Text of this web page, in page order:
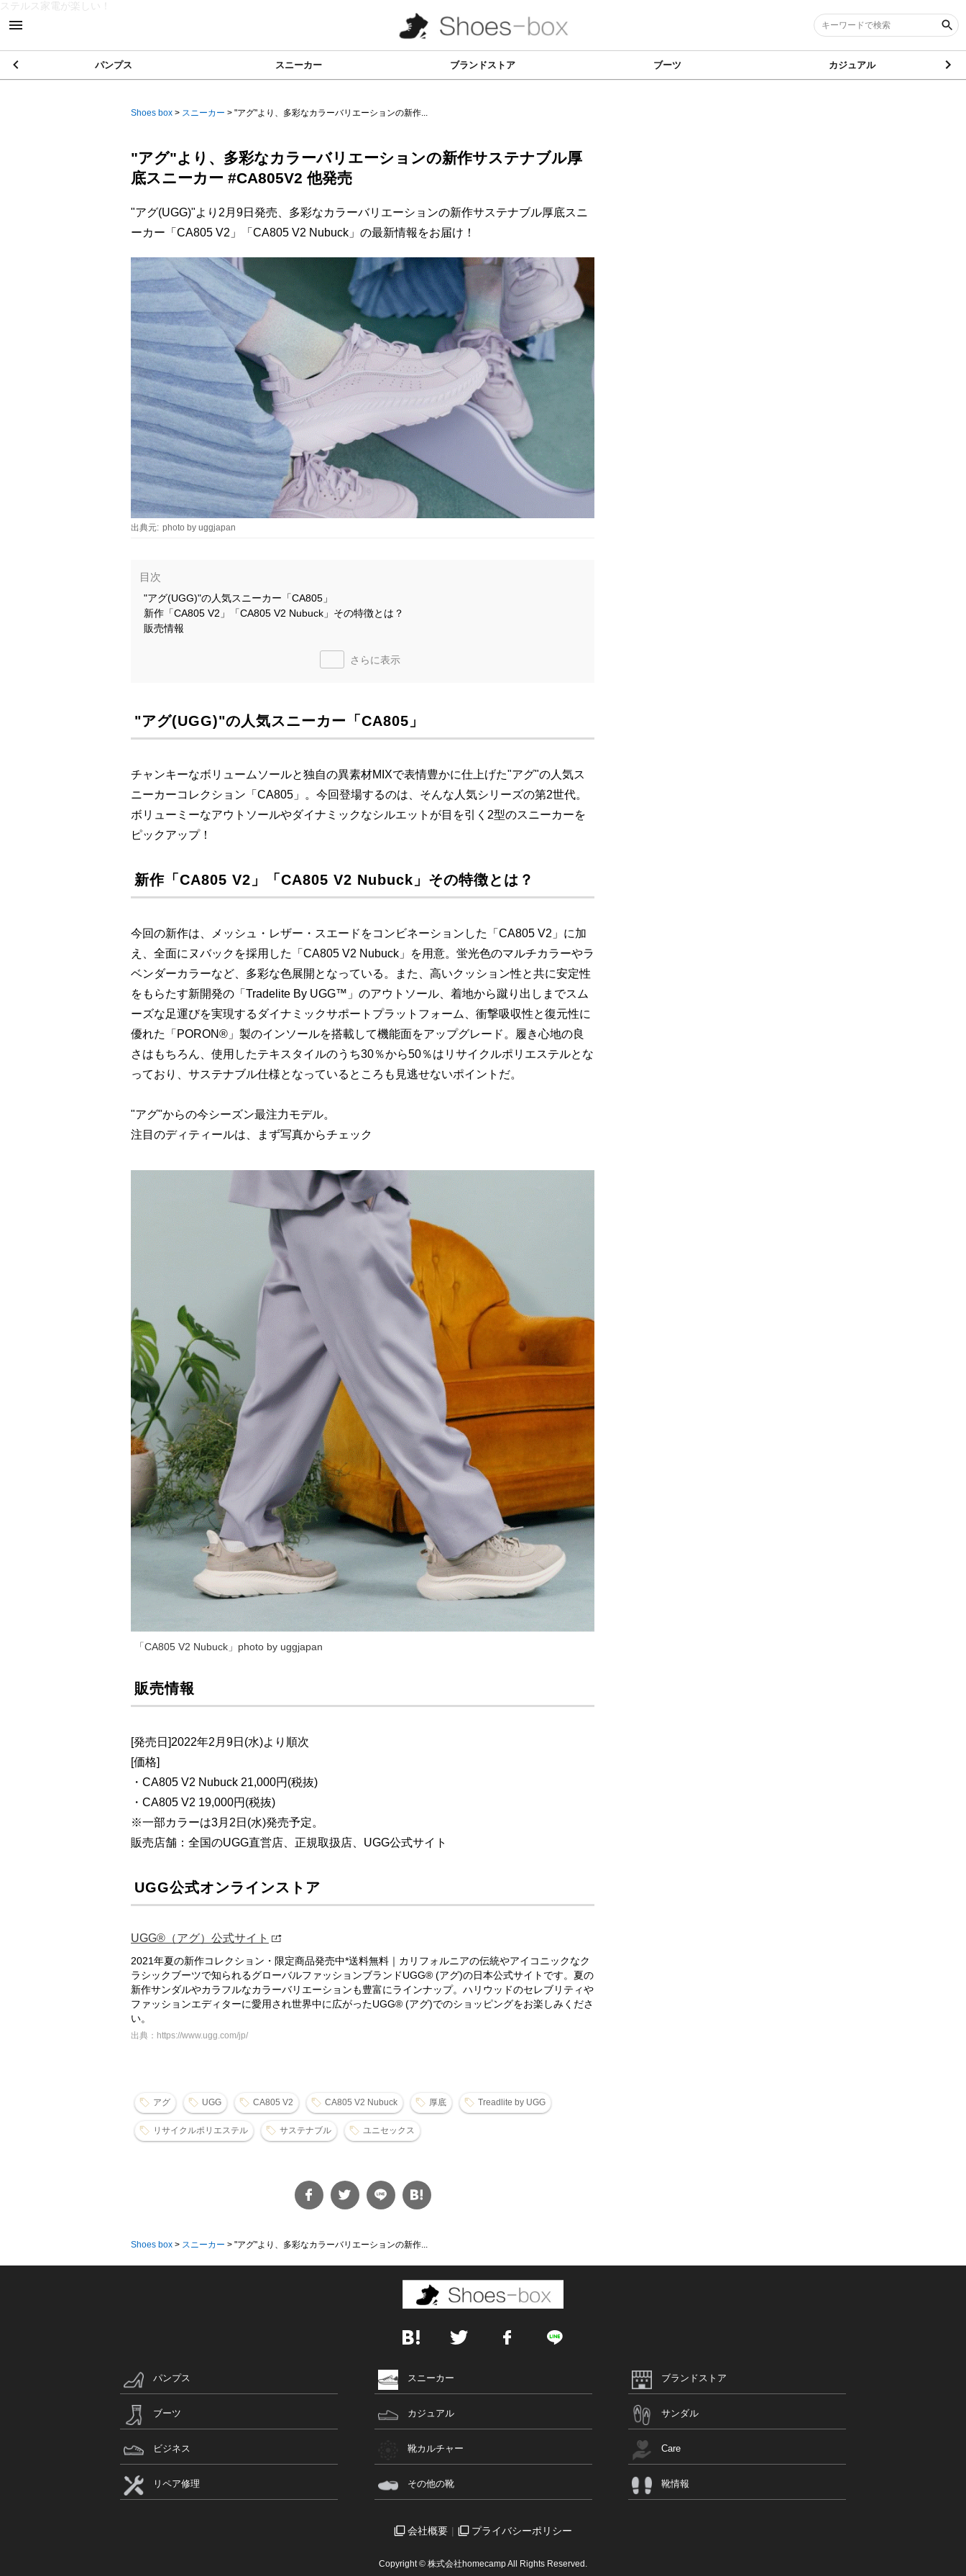
ステルス家電が楽しい！
パンプス スニーカー ブランドストア ブーツ カジュアル
Shoes box > スニーカー > "アグ"より、多彩なカラーバリエーションの新作...
"アグ"より、多彩なカラーバリエーションの新作サステナブル厚
底スニーカー #CA805V2 他発売
"アグ(UGG)"より2月9日発売、多彩なカラーバリエーションの新作サステナブル厚底スニ
ーカー「CA805 V2」「CA805 V2 Nubuck」の最新情報をお届け！
出典元: photo by uggjapan
目次
"アグ(UGG)"の人気スニーカー「CA805」
新作「CA805 V2」「CA805 V2 Nubuck」その特徴とは？
販売情報
さらに表示
"アグ(UGG)"の人気スニーカー「CA805」
チャンキーなボリュームソールと独自の異素材MIXで表情豊かに仕上げた"アグ"の人気ス
ニーカーコレクション「CA805」。今回登場するのは、そんな人気シリーズの第2世代。
ボリューミーなアウトソールやダイナミックなシルエットが目を引く2型のスニーカーを
ピックアップ！
新作「CA805 V2」「CA805 V2 Nubuck」その特徴とは？
今回の新作は、メッシュ・レザー・スエードをコンビネーションした「CA805 V2」に加
え、全面にヌバックを採用した「CA805 V2 Nubuck」を用意。蛍光色のマルチカラーやラ
ベンダーカラーなど、多彩な色展開となっている。また、高いクッション性と共に安定性
をもらたす新開発の「Tradelite By UGG™」のアウトソール、着地から蹴り出しまでスム
ーズな足運びを実現するダイナミックサポートプラットフォーム、衝撃吸収性と復元性に
優れた「PORON®」製のインソールを搭載して機能面をアップグレード。履き心地の良
さはもちろん、使用したテキスタイルのうち30％から50％はリサイクルポリエステルとな
っており、サステナブル仕様となっているところも見逃せないポイントだ。
"アグ"からの今シーズン最注力モデル。
注目のディティールは、まず写真からチェック
「CA805 V2 Nubuck」photo by uggjapan
販売情報
[発売日]2022年2月9日(水)より順次
[価格]
・CA805 V2 Nubuck 21,000円(税抜)
・CA805 V2 19,000円(税抜)
※一部カラーは3月2日(水)発売予定。
販売店舗：全国のUGG直営店、正規取扱店、UGG公式サイト
UGG公式オンラインストア
UGG®（アグ）公式サイト
2021年夏の新作コレクション・限定商品発売中*送料無料｜カリフォルニアの伝統やアイコニックなク
ラシックブーツで知られるグローバルファッションブランドUGG® (アグ)の日本公式サイトです。夏の
新作サンダルやカラフルなカラーバリエーションも豊富にラインナップ。ハリウッドのセレブリティや
ファッションエディターに愛用され世界中に広がったUGG® (アグ)でのショッピングをお楽しみくださ
い。
出典：https://www.ugg.com/jp/
アグ UGG CA805 V2 CA805 V2 Nubuck 厚底 Treadlite by UGG
リサイクルポリエステル サステナブル ユニセックス
Shoes box > スニーカー > "アグ"より、多彩なカラーバリエーションの新作...
パンプス スニーカー ブランドストア
ブーツ カジュアル サンダル
ビジネス 靴カルチャー Care
リペア修理 その他の靴 靴情報
会社概要 プライバシーポリシー
Copyright © 株式会社homecamp All Rights Reserved.